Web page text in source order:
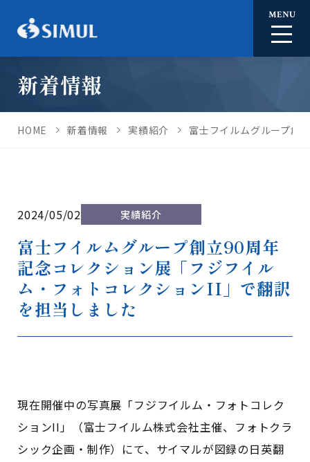
MENU
新着情報
HOME 新着情報 実績紹介 富士フイルムグループ創
2024/05/02 実績紹介
富士フイルムグループ創立90周年
記念コレクション展「フジフイル
ム・フォトコレクションII」で翻訳
を担当しました
現在開催中の写真展「フジフイルム・フォトコレク
ションII」（富士フイルム株式会社主催、フォトクラ
シック企画・制作）にて、サイマルが図録の日英翻